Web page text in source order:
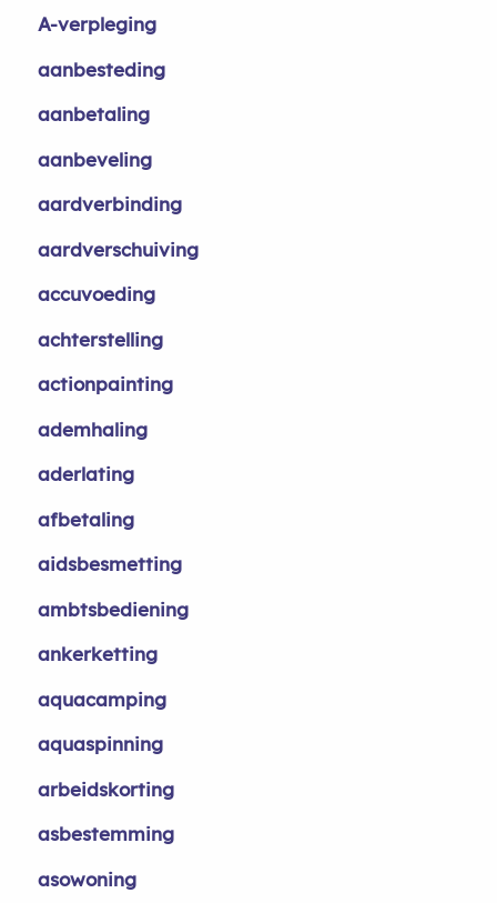
A-verpleging
aanbesteding
aanbetaling
aanbeveling
aardverbinding
aardverschuiving
accuvoeding
achterstelling
actionpainting
ademhaling
aderlating
afbetaling
aidsbesmetting
ambtsbediening
ankerketting
aquacamping
aquaspinning
arbeidskorting
asbestemming
asowoning